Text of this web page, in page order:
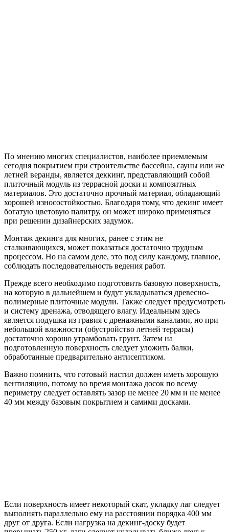
По мнению многих специалистов, наиболее приемлемым
сегодня покрытием при строительстве бассейна, сауны или же
летней веранды, является деккинг, представляющий собой
плиточный модуль из террасной доски и композитных
материалов. Это достаточно прочный материал, обладающий
хорошей износостойкостью. Благодаря тому, что декинг имеет
богатую цветовую палитру, он может широко применяться
при решении дизайнерских задумок.
Монтаж декинга для многих, ранее с этим не
сталкивающихся, может показаться достаточно трудным
процессом. Но на самом деле, это под силу каждому, главное,
соблюдать последовательность ведения работ.
Прежде всего необходимо подготовить базовую поверхность,
на которую в дальнейшем и будут укладываться древесно-
полимерные плиточные модули. Также следует предусмотреть
и систему дренажа, отводящего влагу. Идеальным здесь
является подушка из гравия с дренажными каналами, но при
небольшой влажности (обустройство летней террасы)
достаточно хорошо утрамбовать грунт. Затем на
подготовленную поверхность следует уложить балки,
обработанные предварительно антисептиком.
Важно помнить, что готовый настил должен иметь хорошую
вентиляцию, потому во время монтажа досок по всему
периметру следует оставлять зазор не менее 20 мм и не менее
40 мм между базовым покрытием и самими досками.
Если поверхность имеет некоторый скат, укладку лаг следует
выполнять параллельно ему на расстоянии порядка 400 мм
друг от друга. Если нагрузка на декинг-доску будет